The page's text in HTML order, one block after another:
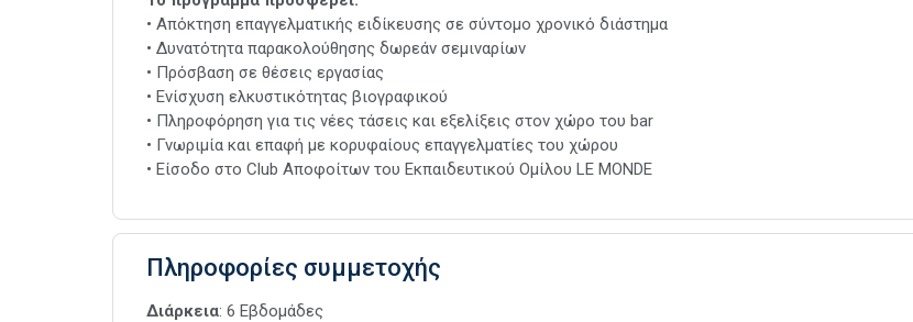
• Απόκτηση επαγγελματικής ειδίκευσης σε σύντομο χρονικό διάστημα
• Δυνατότητα παρακολούθησης δωρεάν σεμιναρίων
• Πρόσβαση σε θέσεις εργασίας
• Ενίσχυση ελκυστικότητας βιογραφικού
• Πληροφόρηση για τις νέες τάσεις και εξελίξεις στον χώρο του bar
• Γνωριμία και επαφή με κορυφαίους επαγγελματίες του χώρου
• Είσοδο στο Club Αποφοίτων του Εκπαιδευτικού Ομίλου LE MONDE
Πληροφορίες συμμετοχής
Διάρκεια: 6 Εβδομάδες